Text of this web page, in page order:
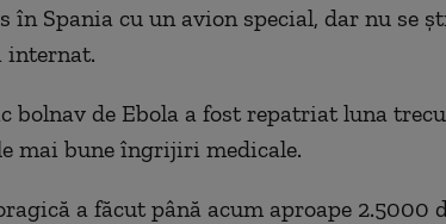
în Spania cu un avion special, dar nu se
internat.
bolnav de Ebola a fost repatriat luna
mai bune îngrijiri medicale.
a făcut până acum aproape 2.5000